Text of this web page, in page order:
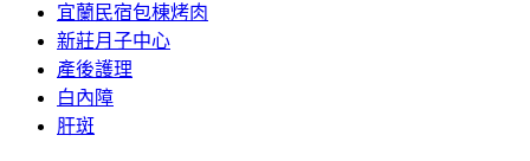
宜蘭民宿包棟烤肉
新莊月子中心
產後護理
白內障
肝斑